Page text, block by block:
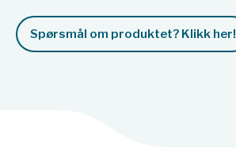
Spørsmål om produktet? Klikk her!